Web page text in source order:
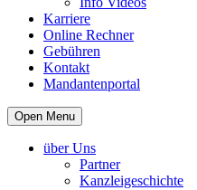
Karriere
Online Rechner
Gebühren
Kontakt
Mandantenportal
Open Menu
über Uns
Partner
Kanzleigeschichte